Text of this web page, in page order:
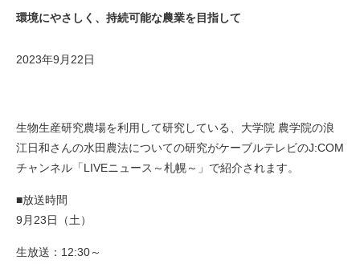
環境にやさしく、持続可能な農業を目指して
2023年9月22日
生物生産研究農場を利用して研究している、大学院 農学院の浪
江日和さんの水田農法についての研究がケーブルテレビのJ:COM
チャンネル「LIVEニュース～札幌～」で紹介されます。
■放送時間
9月23日（土）
生放送：12:30～